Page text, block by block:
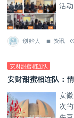
活
创始人 资讯
安财甜蜜相连队
安财甜蜜相连队：
安
次